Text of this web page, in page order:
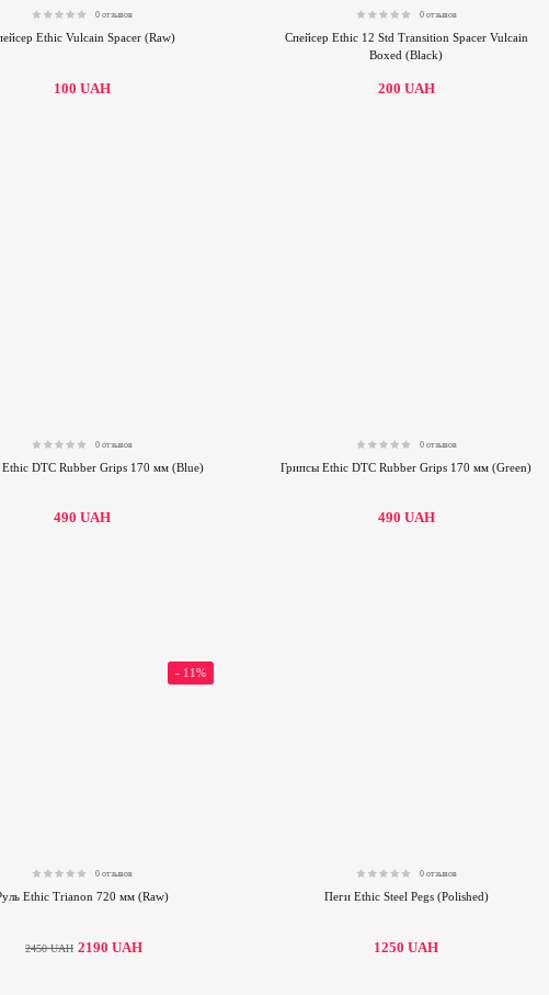
0 отзывов
Ethic Vulcain Spacer (Raw)
100 UAH
0 отзывов
Спейсер Ethic 12 Std Transition Spacer Vulcain
Boxed (Black)
200 UAH
0 отзывов
Ethic DTC Rubber Grips 170 мм (Blue)
490 UAH
0 отзывов
Грипсы Ethic DTC Rubber Grips 170 мм (Green)
490 UAH
- 11%
0 отзывов
Ethic Trianon 720 мм (Raw)
2190 UAH
2450UAH
0 отзывов
Пеги Ethic Steel Pegs (Polished)
1250UAH